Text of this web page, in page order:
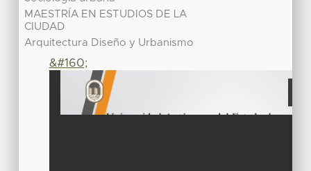
MAESTRÍA EN ESTUDIOS DE LA
CIUDAD
Arquitectura Diseño y Urbanismo
&#160;